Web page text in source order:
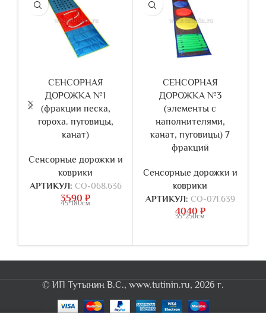
СЕНСОРНАЯ
ДОРОЖКА №1
(фракции песка,
гороха. пуговицы,
канат)
Сенсорные дорожки и
коврики
АРТИКУЛ: СО-068.636
3590 ₽
45*180см
СЕНСОРНАЯ
ДОРОЖКА №3
(элементы с
наполнителями,
канат, пуговицы) 7
фракций
Сенсорные дорожки и
коврики
АРТИКУЛ: СО-071.639
4040 ₽
35*250см
© ИП Тутынин В.С., www.tutinin.ru, 2026 г.